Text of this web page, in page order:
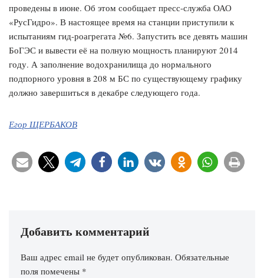
проведены в июне. Об этом сообщает пресс-служба ОАО
«РусГидро». В настоящее время на станции приступили к
испытаниям гид-роагрегата №6. Запустить все девять машин
БоГЭС и вывести её на полную мощность планируют 2014
году. А заполнение водохранилища до нормального
подпорного уровня в 208 м БС по существующему графику
должно завершиться в декабре следующего года.
Егор ЩЕРБАКОВ
Добавить комментарий
Ваш адрес email не будет опубликован. Обязательные
поля помечены *